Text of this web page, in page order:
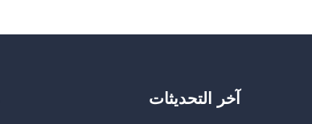
آخر التحديثات